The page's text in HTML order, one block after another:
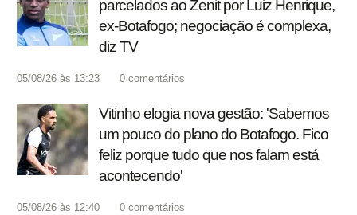
parcelados ao Zenit por Luiz Henrique,
ex-Botafogo; negociação é complexa,
diz TV
05/08/26 às 13:23 0 comentários
Vitinho elogia nova gestão: 'Sabemos
um pouco do plano do Botafogo. Fico
feliz porque tudo que nos falam está
acontecendo'
05/08/26 às 12:40 0 comentários